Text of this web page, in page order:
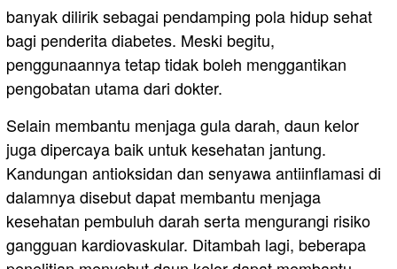
banyak dilirik sebagai pendamping pola hidup sehat
bagi penderita diabetes. Meski begitu,
penggunaannya tetap tidak boleh menggantikan
pengobatan utama dari dokter.
Selain membantu menjaga gula darah, daun kelor
juga dipercaya baik untuk kesehatan jantung.
Kandungan antioksidan dan senyawa antiinflamasi di
dalamnya disebut dapat membantu menjaga
kesehatan pembuluh darah serta mengurangi risiko
gangguan kardiovaskular. Ditambah lagi, beberapa